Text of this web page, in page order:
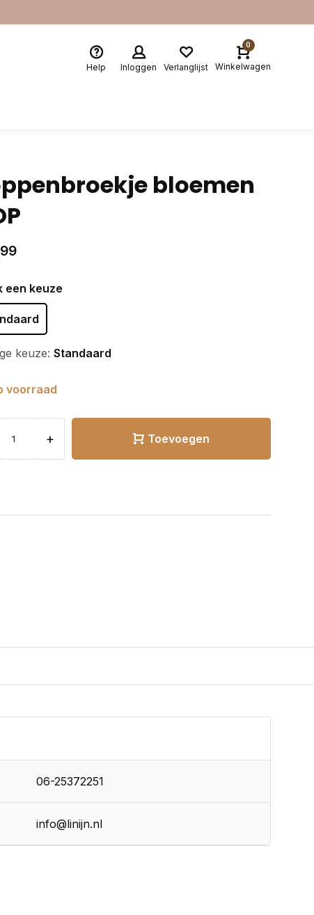
Help Inloggen Verlanglijst
0
Winkelwagen
bloemen
een keuze
keuze: Standaard
voorraad
+ Toevoegen
06-25372251
info@linijn.nl